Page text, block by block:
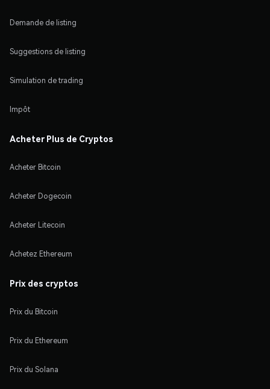
Demande de listing
Suggestions de listing
Simulation de trading
Impôt
Acheter Plus de Cryptos
Acheter Bitcoin
Acheter Dogecoin
Acheter Litecoin
Achetez Ethereum
Prix des cryptos
Prix du Bitcoin
Prix du Ethereum
Prix du Solana